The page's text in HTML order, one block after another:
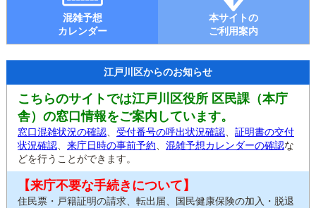
混雑予想
カレンダー
本サイトの
ご利用案内
江戸川区からのお知らせ
こちらのサイトでは江戸川区役所 区民課（本庁
舎）の窓口情報をご案内しています。
窓口混雑状況の確認 受付番号の呼出状況確認
証明書の交付
状況確認
来庁日時の事前予約 混雑予想カレンダーの確認な
どを行うことができます。
【来庁不要な手続きについて】
住民票・戸籍証明の請求、転出届、国民健康保険の加入・脱退